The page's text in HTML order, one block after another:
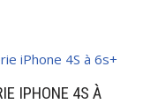
IPHONE 4S À